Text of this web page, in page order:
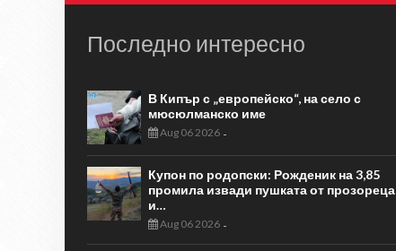
Последно интересно
В Кипър с „европейско“, на село с
мюсюлманско име
Aug 06 2026 -
Купон по родопски: Рожденик на 3,85
промила извади пушката от прозореца
и…
Aug 06 2026 -